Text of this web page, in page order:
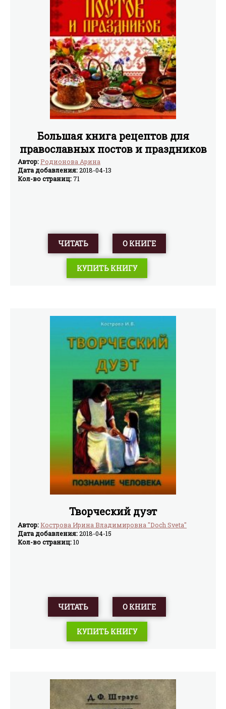
Большая книга рецептов для
православных постов и праздников
Автор:Родионова Арина
Дата добавления:2018-04-13
Кол-во страниц: 71
ЧИТАТЬ О КНИГЕ
КУПИТЬ КНИГУ
Творческий дуэт
Автор:Кострова Ирина Владимировна "Doch Sveta"
Дата добавления:2018-04-15
Кол-во страниц:10
ЧИТАТЬ О КНИГЕ
КУПИТЬ КНИГУ